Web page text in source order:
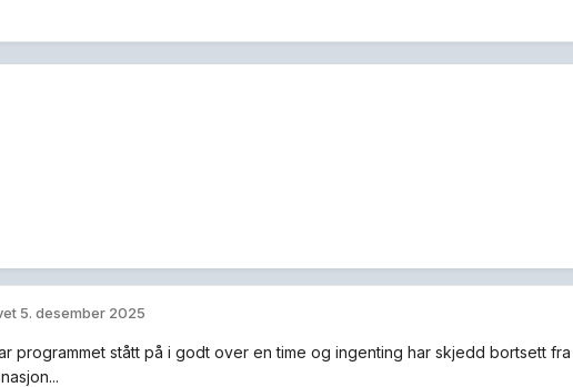
5. desember 2025
programmet stått på i godt over en time og ingenting har skjedd bortsett